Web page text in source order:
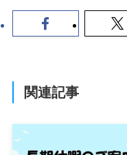
関連記事